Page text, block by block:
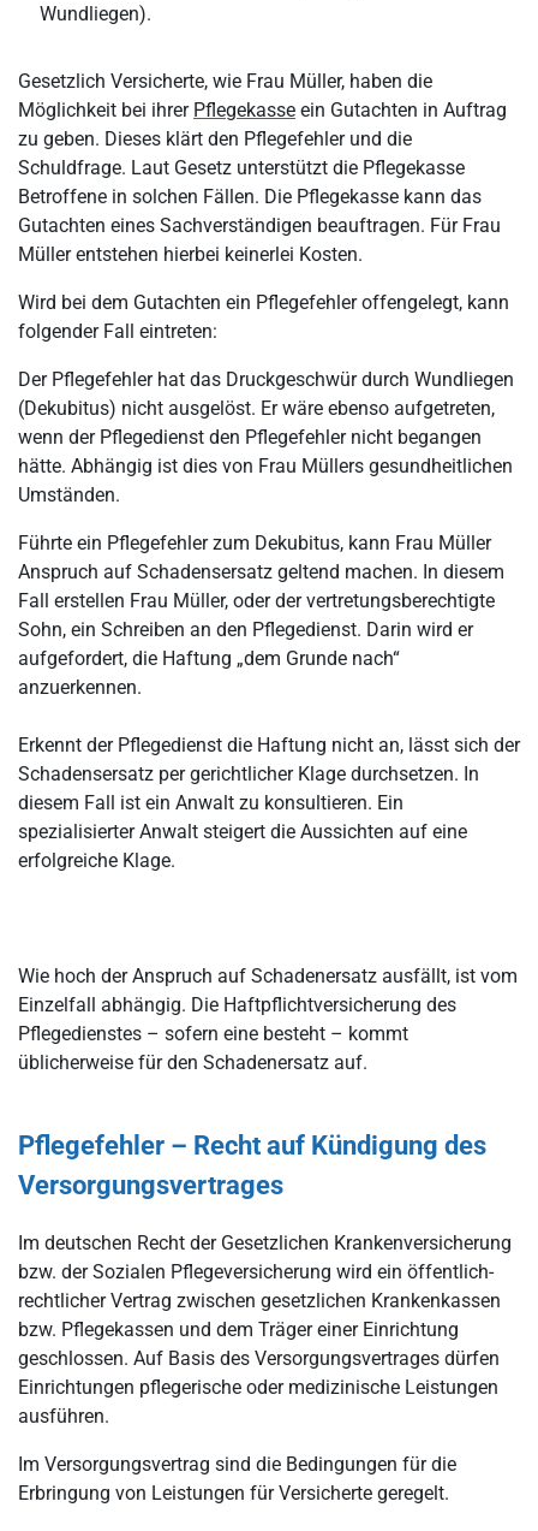
Wundliegen).
Gesetzlich Versicherte, wie Frau Müller, haben die
Möglichkeit bei ihrer Pflegekasse ein Gutachten in Auftrag
zu geben. Dieses klärt den Pflegefehler und die
Schuldfrage. Laut Gesetz unterstützt die Pflegekasse
Betroffene in solchen Fällen. Die Pflegekasse kann das
Gutachten eines Sachverständigen beauftragen. Für Frau
Müller entstehen hierbei keinerlei Kosten.
Wird bei dem Gutachten ein Pflegefehler offengelegt, kann
folgender Fall eintreten:
Der Pflegefehler hat das Druckgeschwür durch Wundliegen
(Dekubitus) nicht ausgelöst. Er wäre ebenso aufgetreten,
wenn der Pflegedienst den Pflegefehler nicht begangen
hätte. Abhängig ist dies von Frau Müllers gesundheitlichen
Umständen.
Führte ein Pflegefehler zum Dekubitus, kann Frau Müller
Anspruch auf Schadensersatz geltend machen. In diesem
Fall erstellen Frau Müller, oder der vertretungsberechtigte
Sohn, ein Schreiben an den Pflegedienst. Darin wird er
aufgefordert, die Haftung „dem Grunde nach“
anzuerkennen.
Erkennt der Pflegedienst die Haftung nicht an, lässt sich der
Schadensersatz per gerichtlicher Klage durchsetzen. In
diesem Fall ist ein Anwalt zu konsultieren. Ein
spezialisierter Anwalt steigert die Aussichten auf eine
erfolgreiche Klage.
Wie hoch der Anspruch auf Schadenersatz ausfällt, ist vom
Einzelfall abhängig. Die Haftpflichtversicherung des
Pflegedienstes – sofern eine besteht – kommt
üblicherweise für den Schadenersatz auf.
Pflegefehler – Recht auf Kündigung des
Versorgungsvertrages
Im deutschen Recht der Gesetzlichen Krankenversicherung
bzw. der Sozialen Pflegeversicherung wird ein öffentlich-
rechtlicher Vertrag zwischen gesetzlichen Krankenkassen
bzw. Pflegekassen und dem Träger einer Einrichtung
geschlossen. Auf Basis des Versorgungsvertrages dürfen
Einrichtungen pflegerische oder medizinische Leistungen
ausführen.
Im Versorgungsvertrag sind die Bedingungen für die
Erbringung von Leistungen für Versicherte geregelt.